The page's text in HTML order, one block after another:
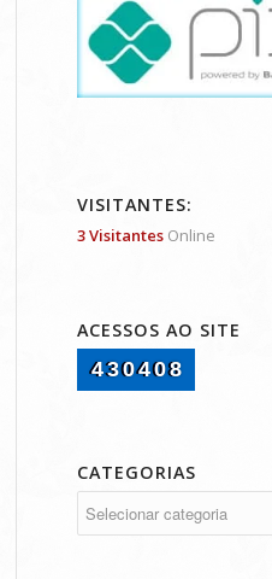
VISITANTES:
3 VisitantesOnline
ACESSOS AO SITE
430408
CATEGORIAS